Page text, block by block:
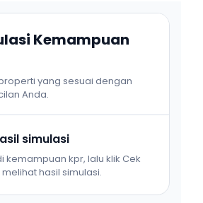
Kemampuan
yang sesuai dengan
Anda.
simulasi
kemampuan kpr, lalu klik Cek
hasil simulasi.